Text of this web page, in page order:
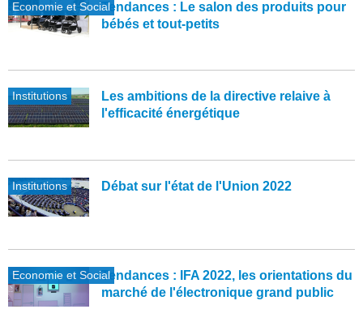
Economie et SocialTendances : Le salon des produits pour
bébés et tout-petits
Institutions
Les ambitions de la directive relaive à
l'efficacité énergétique
Institutions Débat sur l'état de l'Union 2022
Economie et SocialTendances : IFA 2022, les orientations du
marché de l'électronique grand public